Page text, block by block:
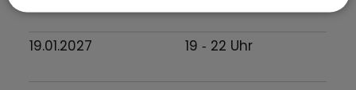
19.01.2027 19 ‐ 22 Uhr